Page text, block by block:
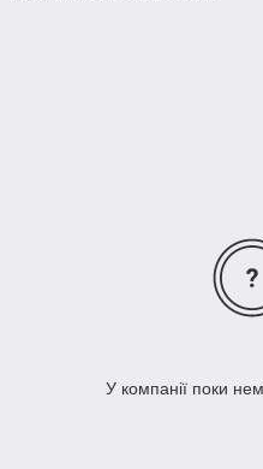
У компанії поки